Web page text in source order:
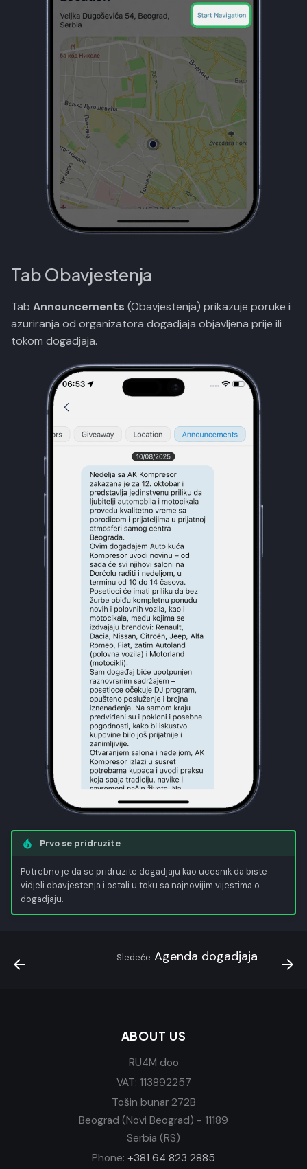
Tab Obavjestenja
Tab Announcements (Obavjestenja) prikazuje poruke i
azuriranja od organizatora dogadjaja objavljena prije ili
tokom dogadjaja.
Prvo se pridruzite
Potrebno je da se pridruzite dogadjaju kao ucesnik da biste
vidjeli obavjestenja i ostali u toku sa najnovijim vijestima o
dogadjaju.
Sledeće Agenda dogadjaja
ABOUT US
RU4M doo
VAT: 113892257
Tošin bunar 272B
Beograd (Novi Beograd) - 11189
Serbia (RS)
Phone: +381 64 823 2885